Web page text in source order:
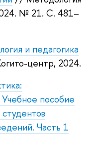
№ 21. С. 481–
и педагогика
центр, 2024.
пособие
Часть 1